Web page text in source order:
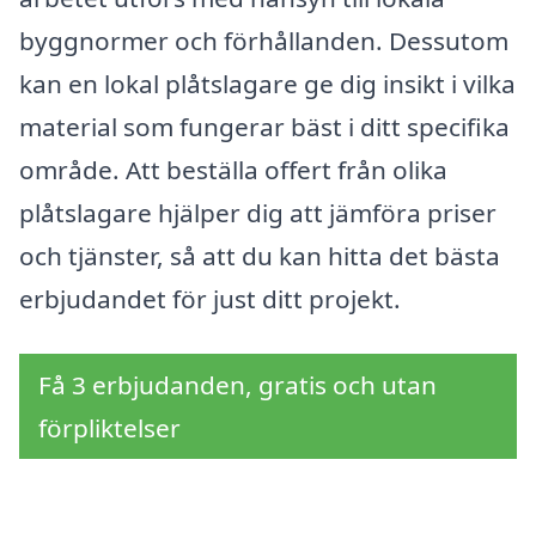
byggnormer och förhållanden. Dessutom
kan en lokal plåtslagare ge dig insikt i vilka
material som fungerar bäst i ditt specifika
område. Att beställa offert från olika
plåtslagare hjälper dig att jämföra priser
och tjänster, så att du kan hitta det bästa
erbjudandet för just ditt projekt.
Få 3 erbjudanden, gratis och utan
förpliktelser